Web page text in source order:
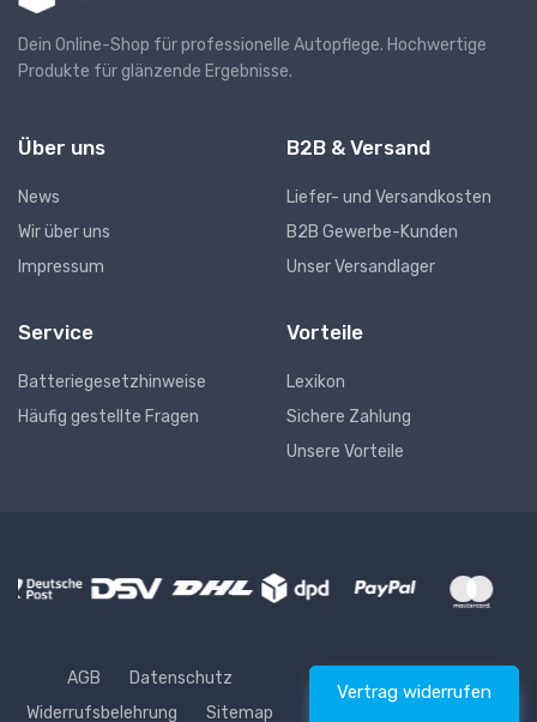
Dein Online-Shop für professionelle Autopflege. Hochwertige
Produkte für glänzende Ergebnisse.
Über uns
News
Wir über uns
Impressum
B2B & Versand
Liefer- und Versandkosten
B2B Gewerbe-Kunden
Unser Versandlager
Service
Batteriegesetzhinweise
Häufig gestellte Fragen
Vorteile
Lexikon
Sichere Zahlung
Unsere Vorteile
AGB
Datenschutz
Widerrufsbelehrung
Sitemap
Vertrag widerrufen